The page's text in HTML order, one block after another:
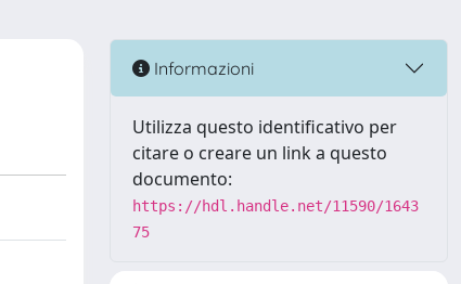
Informazioni
Utilizza questo identificativo per
citare o creare un link a questo
documento:
https://hdl.handle.net/11590/1643
75